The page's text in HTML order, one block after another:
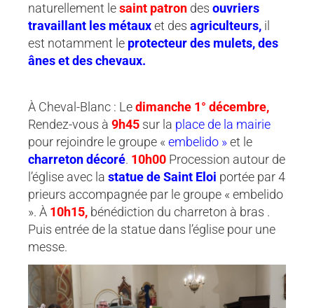
naturellement lesaint patron des ouvriers
travaillant les métauxet des agriculteurs, il
est notamment le protecteur des mulets, des
ânes et des chevaux.
À Cheval-Blanc : Ledimanche 1° décembre,
Rendez-vous à 9h45 sur la place de la mairie
pour rejoindre le groupe « embelido »et le
charreton décoré. 10h00 Procession autour de
l’église avec la statue de Saint Eloi portée par 4
prieurs accompagnée par le groupe « embelido
». À 10h15, bénédiction du charreton à bras .
Puis entrée de la statue dans l’église pour une
messe.